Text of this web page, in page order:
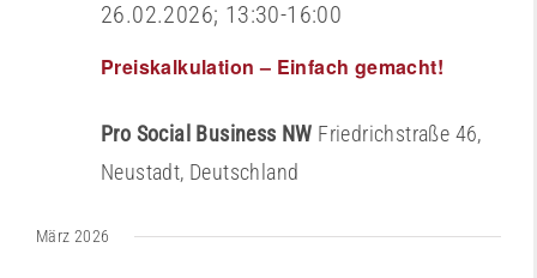
Preiskalkulation – Einfach gemacht!
26.02.2026; 13:30-16:00
Pro Social Business NW Friedrichstraße 46,
Neustadt, Deutschland
März 2026